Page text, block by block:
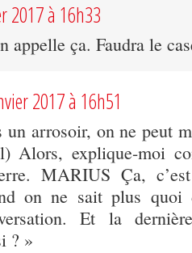
2017 à 16h33
appelle ça. Faudra le
2017 à 16h51
un arrosoir, on ne peut
Alors, explique-moi
MARIUS Ça,
on ne sait plus quoi
Et la
? »